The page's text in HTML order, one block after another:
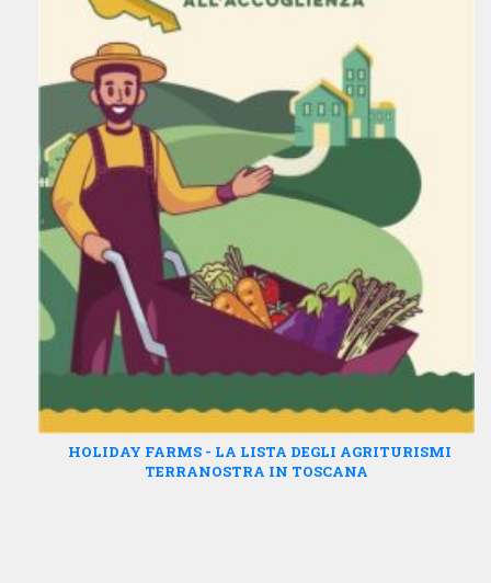
HOLIDAY FARMS - LA LISTA DEGLI AGRITURISMI
TERRANOSTRA IN TOSCANA